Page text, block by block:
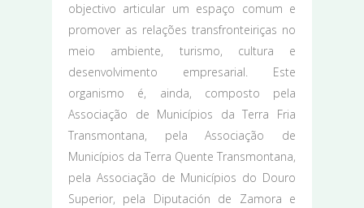
objectivo articular um espaço comum e
promover as relações transfronteiriças no
meio ambiente, turismo, cultura e
desenvolvimento empresarial. Este
organismo é, ainda, composto pela
Associação de Municípios da Terra Fria
Transmontana, pela Associação de
Municípios da Terra Quente Transmontana,
pela Associação de Municípios do Douro
Superior, pela Diputación de Zamora e